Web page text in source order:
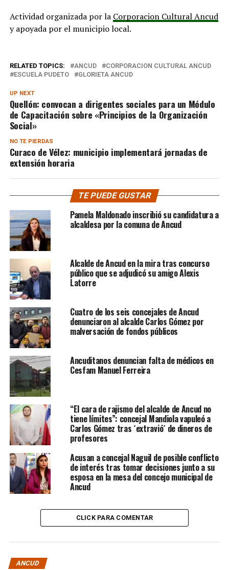
Actividad organizada por la Corporacion Cultural Ancud
y apoyada por el municipio local.
RELATED TOPICS: ANCUD
CORPORACION CULTURAL ANCUD
ESCUELA PUDETO
GLORIETA ANCUD
UP NEXT
Quellón: convocan a dirigentes sociales para un Módulo
de Capacitación sobre «Principios de la Organización
Social»
NO TE PIERDAS
Curaco de Vélez: municipio implementará jornadas de
extensión horaria
TE PUEDE GUSTAR
Pamela Maldonado inscribió su candidatura a
alcaldesa por la comuna de Ancud
Alcalde de Ancud en la mira tras concurso
público que se adjudicó su amigo Alexis
Latorre
Cuatro de los seis concejales de Ancud
denunciaron al alcalde Carlos Gómez por
malversación de fondos públicos
Ancuditanos denuncian falta de médicos en
Cesfam Manuel Ferreira
“El cara de rajismo del alcalde de Ancud no
tiene límites”: concejal Mandiola vapuleó a
Carlos Gómez tras ´extravió´ de dineros de
profesores
Acusan a concejal Naguil de posible conflicto
de interés tras tomar decisiones junto a su
esposa en la mesa del concejo municipal de
Ancud
CLICK PARA COMENTAR
ANCUD